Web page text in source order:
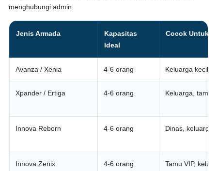
menghubungi admin.
Jenis Armada
Kapasitas
Ideal
Cocok Untuk
Avanza / Xenia 4-6 orang Keluarga kecil,
Xpander / Ertiga 4-6 orang Keluarga, tamu
Innova Reborn 4-6 orang Dinas,
Innova Zenix 4-6 orang
Tamu VIP,